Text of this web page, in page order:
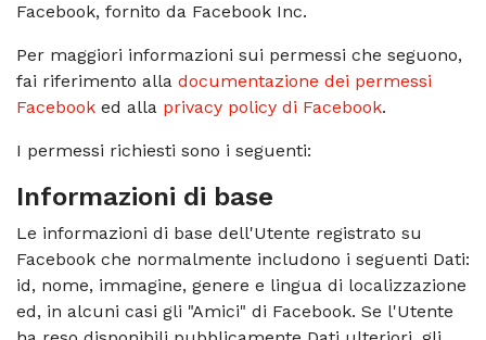
Facebook, fornito da Facebook Inc.
Per maggiori informazioni sui permessi che seguono,
fai riferimento alla documentazione dei permessi
Facebook ed alla privacy policy di Facebook.
I permessi richiesti sono i seguenti:
Informazioni di base
Le informazioni di base dell'Utente registrato su
Facebook che normalmente includono i seguenti Dati:
id, nome, immagine, genere e lingua di localizzazione
ed, in alcuni casi gli "Amici" di Facebook. Se l'Utente